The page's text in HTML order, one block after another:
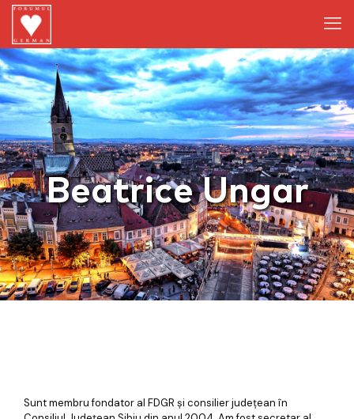
Beatrice Ungar
Sunt membru fondator al FDGR și consilier județean în